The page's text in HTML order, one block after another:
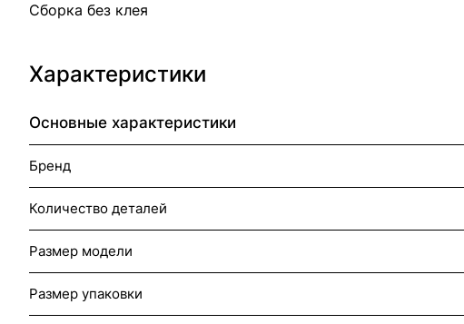
Сборка без клея
Характеристики
Основные характеристики
Бренд
Количество деталей
Размер модели
Размер упаковки